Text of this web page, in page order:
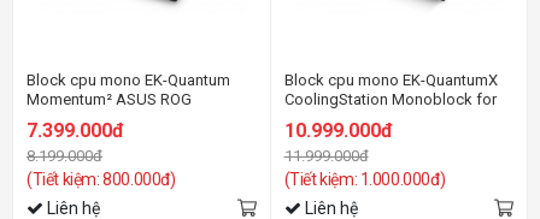
Block cpu mono EK-Quantum
Momentum² ASUS ROG
Maximus Z790 Dark Hero D-RGB
- Plexi
7.399.000đ
8.199.000đ
(Tiết kiệm: 800.000đ)
Liên hệ
Block cpu mono EK-QuantumX
CoolingStation Monoblock for
PS5
10.999.000đ
11.999.000đ
(Tiết kiệm: 1.000.000đ)
Liên hệ